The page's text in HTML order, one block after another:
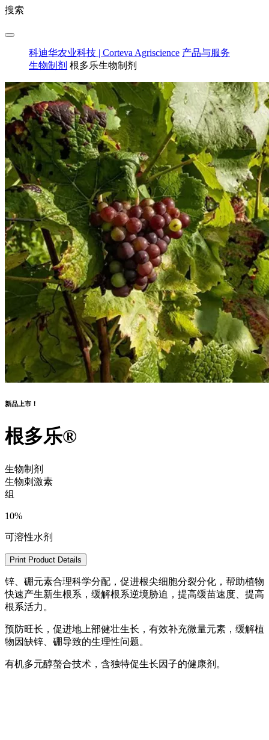
搜索
科迪华农业科技 | Corteva Agriscience 产品与服务
生物制剂 根多乐生物制剂
新品上市！
根多乐®
生物制剂
生物刺激素
组
10%
可溶性水剂
Print Product Details
锌、硼元素合理科学分配，促进根尖细胞分裂分化，帮助植物
快速产生新生根系，缓解根系逆境胁迫，提高缓苗速度、提高
根系活力。
预防旺长，促进地上部健壮生长，有效补充微量元素，缓解植
物因缺锌、硼导致的生理性问题。
有机多元醇螯合技术，含独特促生长因子的健康剂。